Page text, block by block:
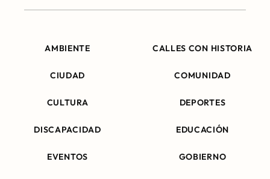
AMBIENTE CALLES CON HISTORIA
CIUDAD COMUNIDAD
CULTURA DEPORTES
DISCAPACIDAD EDUCACIÓN
EVENTOS GOBIERNO